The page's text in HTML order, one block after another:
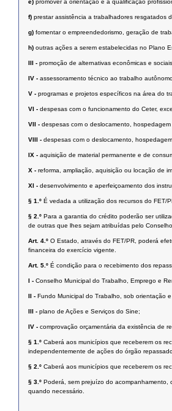
e) promover a orientação e a qualificação
f) prestar assistência a trabalhadores resgatados
g) fomentar o empreendedorismo, geração de
h) outras ações a serem estabelecidas no Plano
III - promoção de alternativas econômicas e
IV - assessoramento técnico ao trabalho
V - programas e projetos específicos na área do
VI - despesas com o funcionamento do Ceter,
VII - despesas com o deslocamento,
VIII - despesas com o deslocamento,
IX - aquisição de material permanente e de
X - reforma, ampliação, aquisição ou locação de
XI - desenvolvimento e aperfeiçoamento dos
§ 1.º É vedada a utilização dos recursos do FET/
§ 2.º Para a garantia do crédito poderão ser
de outras que lhes sejam atribuídas pelo
Art. 4.º O Estado, através do FET/PR, poderá
financeira do exercício vigente.
Art. 5.º É condição para o recebimento dos
I - Conselho Municipal do Trabalho, Emprego e
II - Fundo Municipal do Trabalho, sob orientação
III - plano de Ações e Serviços do Sine;
IV - comprovação orçamentária da existência de
§ 1.º Caberá aos municípios que receberem os
independentemente de ações do órgão
§ 2.º Caberá aos municípios que receberem os
§ 3.º Poderá, sem prejuízo do acompanhamento,
quando necessário.